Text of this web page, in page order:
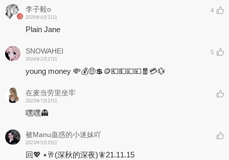
李子毅o
2025年4月21日
4
Plain Jane
SNOWAHEI
2024年2月27日
5
young money 💸💰🤑💲🪙💶💵💷💴🧧💳💱
在麦当劳里坐牢
2023年7月27日
嘿嘿👻
被Manu蛊惑的小迷妹吖
2023年5月25日
回💖 ٭🥂(深秋的深夜)🧚‍21.11.15